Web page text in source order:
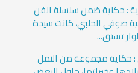
: حكاية ضمن سلسلة الفن
صوفي الحلبي، كانت سيدة
تستق...
حكاية مجموعة من النمل